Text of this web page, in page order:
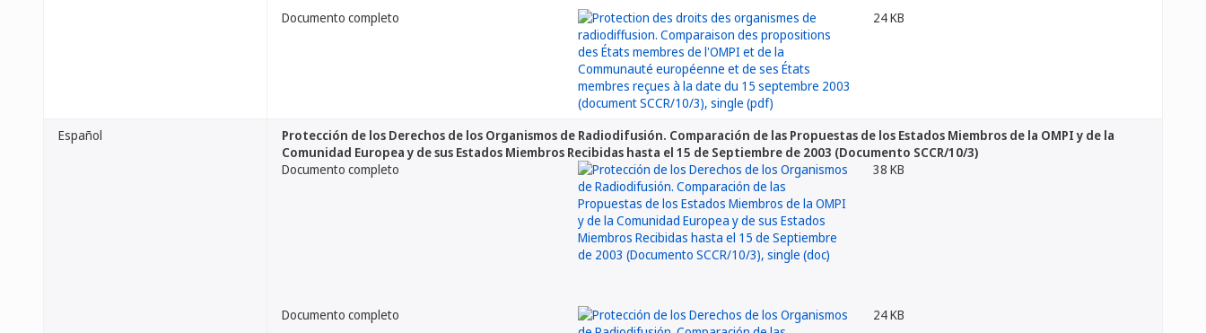
Documento completo 24 KB
Español
Protección de los Derechos de los Organismos de Radiodifusión. Comparación de las Propuestas de los Estados Miembros de la OMPI y de la
Comunidad Europea y de sus Estados Miembros Recibidas hasta el 15 de Septiembre de 2003 (Documento SCCR/10/3)
Documento completo
38 KB
Documento completo 24 KB